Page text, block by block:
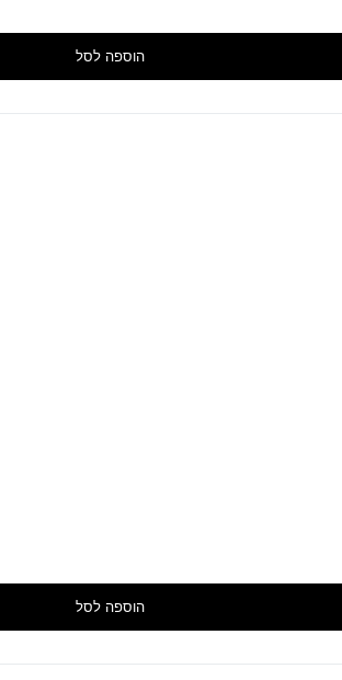
הוספה לסל
הוספה לסל